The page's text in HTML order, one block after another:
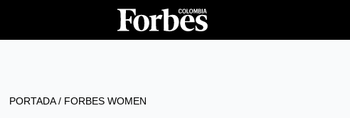
PORTADA/ FORBES WOMEN